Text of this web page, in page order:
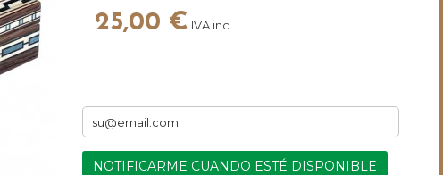
25,00 € IVA inc.
NOTIFICARME CUANDO ESTÉ DISPONIBLE